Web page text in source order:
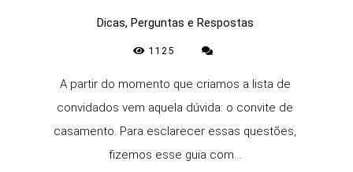
Dicas, Perguntas e Respostas
1125
A partir do momento que criamos a lista de
convidados vem aquela dúvida: o convite de
casamento. Para esclarecer essas questões,
fizemos esse guia com...